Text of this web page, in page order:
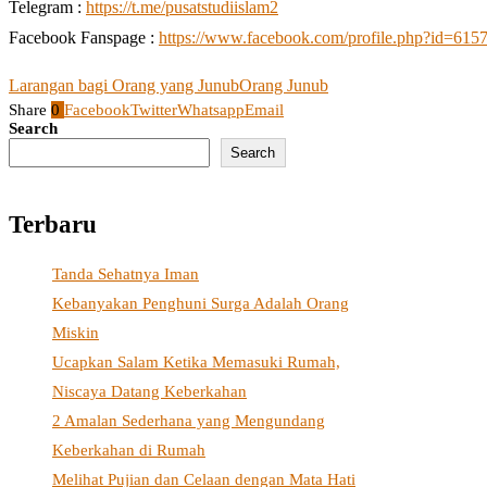
Telegram : https://t.me/pusatstudiislam2
Facebook Fanspage : https://www.facebook.com/
Larangan bagi Orang yang JunubOrang Junub
Share 0 FacebookTwitterWhatsappEmail
Search
Search
Terbaru
Tanda Sehatnya Iman
Kebanyakan Penghuni Surga Adalah Orang
Miskin
Ucapkan Salam Ketika Memasuki Rumah,
Niscaya Datang Keberkahan
2 Amalan Sederhana yang Mengundang
Keberkahan di Rumah
Melihat Pujian dan Celaan dengan Mata Hati